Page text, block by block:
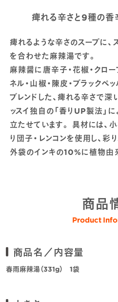
痺れる辛さと9種の
痺れるような辛さのスープに
を合わせた麻辣湯です。
麻辣醤に唐辛子・花椒・クロー
ネル・山椒・陳皮・ブラック
ブレンドした、痺れる辛さで
ッスイ独自の「香りUP製法」
立たせています。 具材には、
り団子・レンコンを使用し、彩
外袋のインキの10%に植物由
商品
Product
商品名／内容量
春雨麻辣湯（331g） 1袋